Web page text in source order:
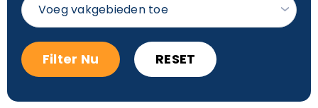
Voeg vakgebieden toe
Filter Nu RESET